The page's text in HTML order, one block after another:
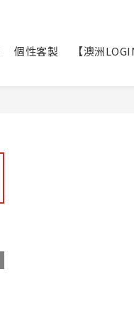
個性客製 【澳洲